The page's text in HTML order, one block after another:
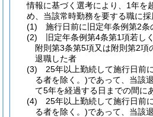
情報に基づく選考により、1年を
め、当該常時勤務を要する職に採
(1)
施行日前に旧定年条例第2
(2)
旧定年条例第4条第1項若し
附則第3条第5項又は附則第2項
退職した者
(3)
25年以上勤続して施行日前
る者を除く。)であって、当該
て5年を経過する日までの間に
(4)
25年以上勤続して施行日前
る者を除く。)であって、当該